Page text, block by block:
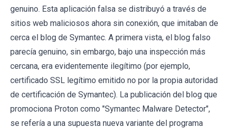
genuino. Esta aplicación falsa se distribuyó a través de
sitios web maliciosos ahora sin conexión, que imitaban de
cerca el blog de Symantec. A primera vista, el blog falso
parecía genuino, sin embargo, bajo una inspección más
cercana, era evidentemente ilegítimo (por ejemplo,
certificado SSL legítimo emitido no por la propia autoridad
de certificación de Symantec). La publicación del blog que
promociona Proton como "Symantec Malware Detector",
se refería a una supuesta nueva variante del programa